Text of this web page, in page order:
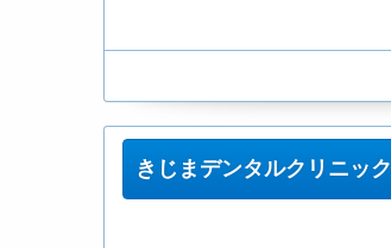
きじまデンタルクリニック